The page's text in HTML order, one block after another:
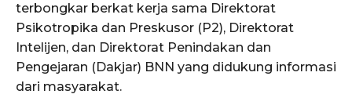
terbongkar berkat kerja sama Direktorat
Psikotropika dan Preskusor (P2), Direktorat
Intelijen, dan Direktorat Penindakan dan
Pengejaran (Dakjar) BNN yang didukung informasi
dari masyarakat.